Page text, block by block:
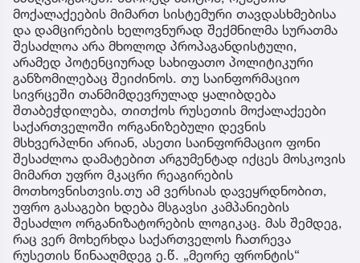
მოქალაქეების მიმართ სისტემური თავდასხმებისა
და დამცირების ხელოვნურად შექმნილმა სურათმა
შესაძლოა არა მხოლოდ პროპაგანდისტული,
არამედ პოტენციურად სახიფათო პოლიტიკური
განზომილებაც შეიძინოს. თუ საინფორმაციო
სივრცეში თანმიმდევრულად ყალიბდება
შთაბეჭდილება, თითქოს რუსეთის მოქალაქეები
საქართველოში ორგანიზებული დევნის
მსხვერპლნი არიან, ასეთი საინფორმაციო ფონი
შესაძლოა დამატებით არგუმენტად იქცეს მოსკოვის
მიმართ უფრო მკაცრი რეაგირების
მოთხოვნისთვის.თუ ამ ვერსიას დავეყრდნობით,
უფრო გასაგები ხდება მსგავსი კამპანიების
შესაძლო ორგანიზატორების ლოგიკაც. მას შემდეგ,
რაც ვერ მოხერხდა საქართველოს ჩათრევა
რუსეთის წინააღმდეგ ე.წ. „მეორე ფრონტის“